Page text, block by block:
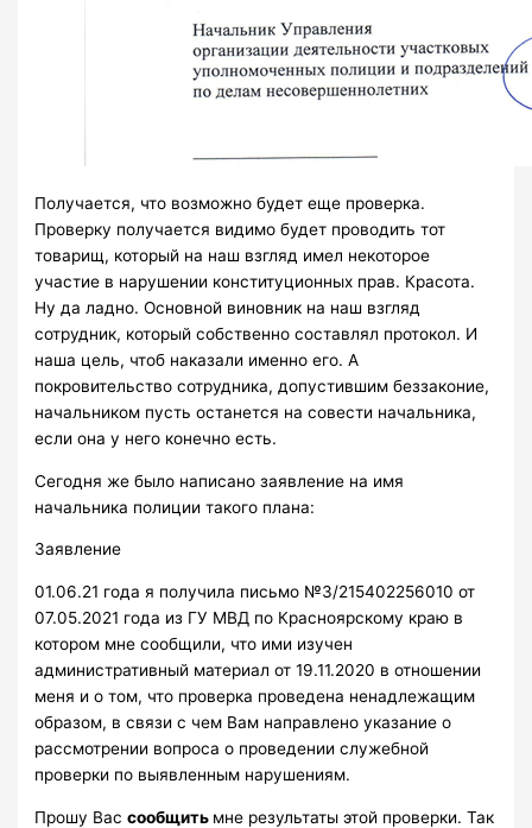
Получается, что возможно будет еще проверка.
Проверку получается видимо будет проводить тот
товарищ, который на наш взгляд имел некоторое
участие в нарушении конституционных прав. Красота.
Ну да ладно. Основной виновник на наш взгляд
сотрудник, который собственно составлял протокол. И
наша цель, чтоб наказали именно его. А
покровительство сотрудника, допустившим беззаконие,
начальником пусть останется на совести начальника,
если она у него конечно есть.
Сегодня же было написано заявление на имя
начальника полиции такого плана:
Заявление
01.06.21 года я получила письмо №3/215402256010 от
07.05.2021 года из ГУ МВД по Красноярскому краю в
котором мне сообщили, что ими изучен
административный материал от 19.11.2020 в отношении
меня и о том, что проверка проведена ненадлежащим
образом, в связи с чем Вам направлено указание о
рассмотрении вопроса о проведении служебной
проверки по выявленным нарушениям.
Прошу Вассообщить мне результаты этой проверки. Так